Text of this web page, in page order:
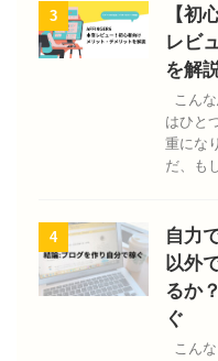
3
【初
レビ
を解
こん
はひと
重にな
だ、も
4
自力
以外
るか
ぐ
こん